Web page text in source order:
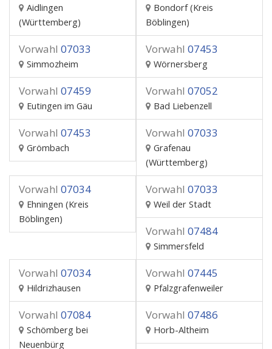
Aidlingen
(Württemberg)
Bondorf (Kreis
Böblingen)
Vorwahl 07033
Simmozheim
Vorwahl 07453
Wörnersberg
Vorwahl 07459
Eutingen im Gäu
Vorwahl 07052
Bad Liebenzell
Vorwahl 07453
Grömbach
Vorwahl 07033
Grafenau
(Württemberg)
Vorwahl 07034
Ehningen (Kreis
Böblingen)
Vorwahl 07033
Weil der Stadt
Vorwahl 07484
Simmersfeld
Vorwahl 07034
Hildrizhausen
Vorwahl 07445
Pfalzgrafenweiler
Vorwahl 07084
Schömberg bei
Neuenbürg
Vorwahl 07486
Horb-Altheim